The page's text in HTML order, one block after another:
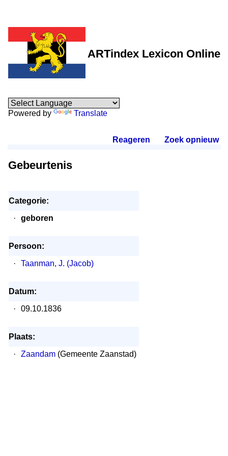
ARTindex Lexicon Online
Powered by Translate
Reageren Zoek opnieuw.
Gebeurtenis
Categorie:
·
geboren
Persoon:
·
Taanman, J. (Jacob)
Datum:
·
09.10.1836
Plaats:
·
Zaandam(Gemeente Zaanstad)